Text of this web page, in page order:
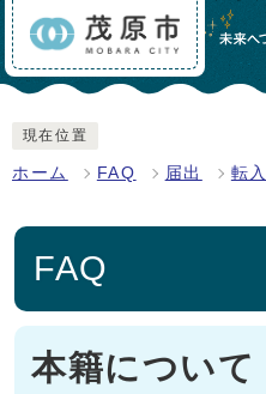
現在位置
ホーム FAQ 届出 転
FAQ
本籍について